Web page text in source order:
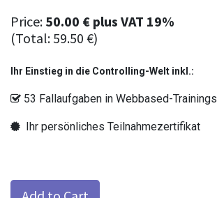
Price: 50.00 € plus VAT 19%
(Total: 59.50 €)
Ihr Einstieg in die Controlling-Welt inkl.:
53 Fallaufgaben in Webbased-Trainings
Ihr persönliches Teilnahmezertifikat